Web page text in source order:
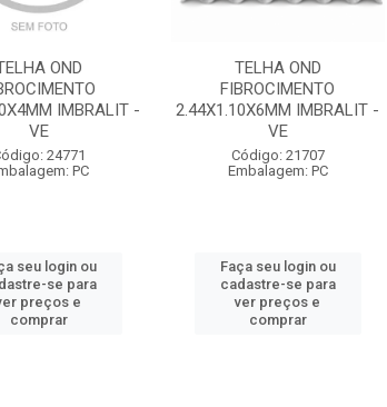
OND
IMBRALIT -
VE
24771
PC
seu login ou
se para
preços e
comprar
TELHA OND
FIBROCIMENTO
2.44X1.10X6MM IMBRALIT -
VE
Código: 21707
Embalagem: PC
Faça seu login ou
cadastre-se para
ver preços e
comprar